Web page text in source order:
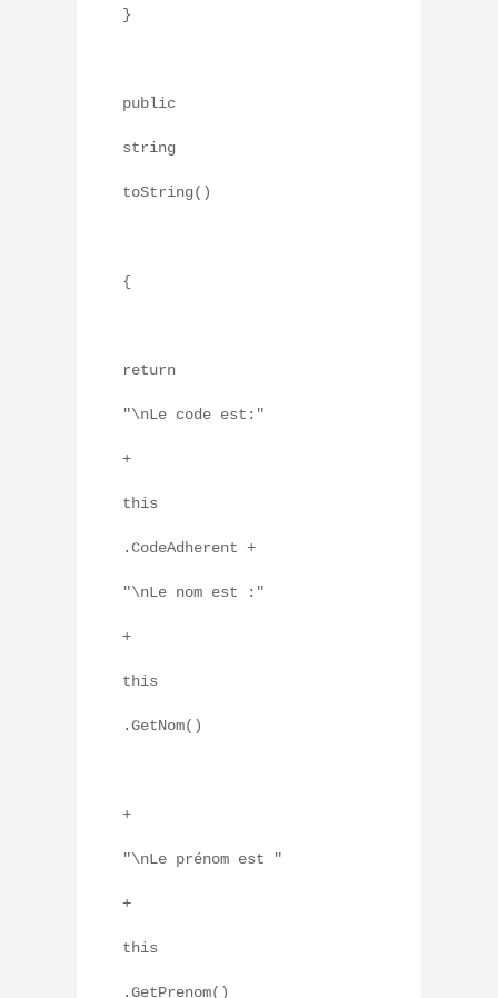
}
public
string
toString()
{
return
"\nLe code est:"
+
this
.CodeAdherent +
"\nLe nom est :"
+
this
.GetNom()
+
"\nLe prénom est "
+
this